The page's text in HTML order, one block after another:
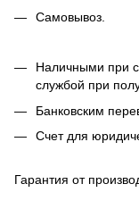
Самовывоз.
Наличными при
службой при
Банковским
Счет для
Гарантия от